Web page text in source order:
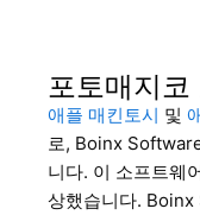
포토매지코
애플 매킨토시 및
로, Boinx
니다. 이 소프트웨
상했습니다.